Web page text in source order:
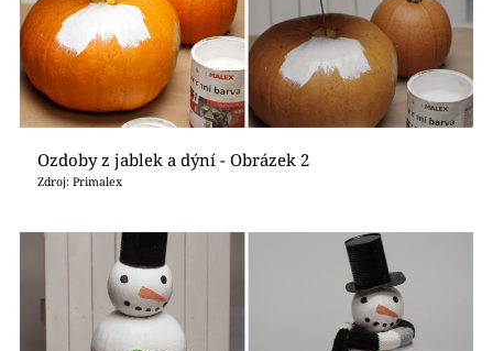
Ozdoby z jablek a dýní - Obrázek 2
Zdroj: Primalex